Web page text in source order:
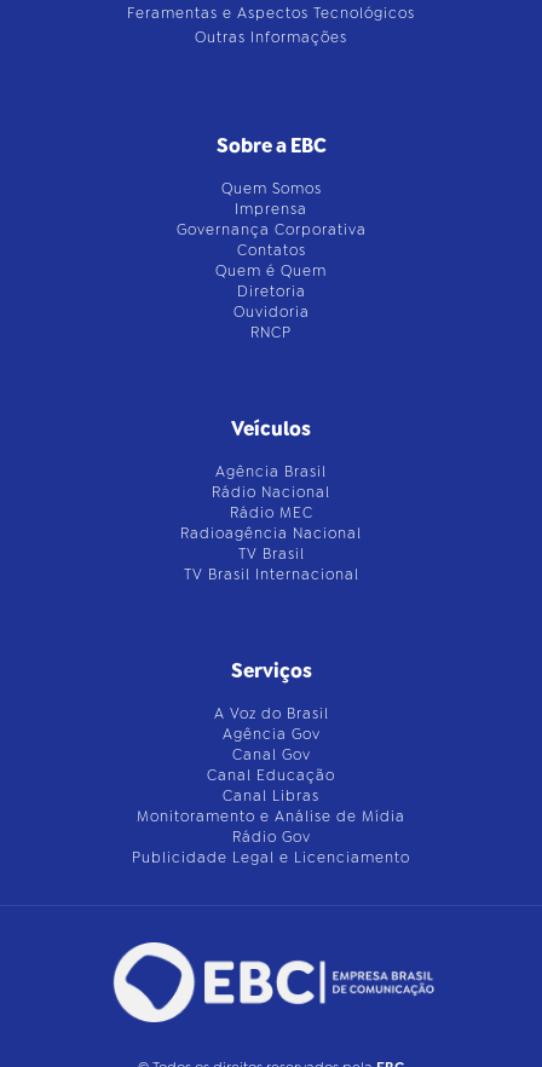
Feramentas e Aspectos Tecnológicos
Outras Informações
Sobre a EBC
Quem Somos
Imprensa
Governança Corporativa
Contatos
Quem é Quem
Diretoria
Ouvidoria
RNCP
Veículos
Agência Brasil
Rádio Nacional
Rádio MEC
Radioagência Nacional
TV Brasil
TV Brasil Internacional
Serviços
A Voz do Brasil
Agência Gov
Canal Gov
Canal Educação
Canal Libras
Monitoramento e Análise de Mídia
Rádio Gov
Publicidade Legal e Licenciamento